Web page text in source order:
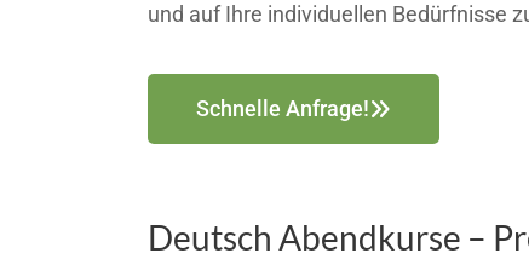
und auf Ihre individuellen Bedürfnisse
Schnelle Anfrage!
Deutsch Abendkurse –